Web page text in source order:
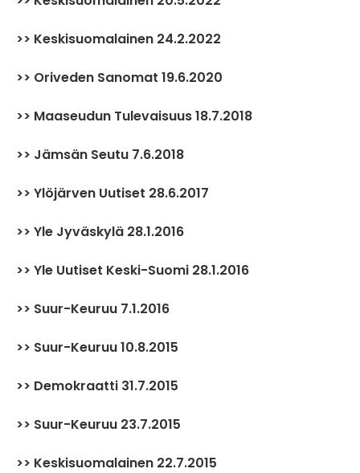
>> Keskisuomalainen 24.2.2022
>> Oriveden Sanomat 19.6.2020
>> Maaseudun Tulevaisuus 18.7.2018
>> Jämsän Seutu 7.6.2018
>> Ylöjärven Uutiset 28.6.2017
>> Yle Jyväskylä 28.1.2016
>> Yle Uutiset Keski-Suomi 28.1.2016
>> Suur-Keuruu 7.1.2016
>> Suur-Keuruu 10.8.2015
>> Demokraatti 31.7.2015
>> Suur-Keuruu 23.7.2015
>> Keskisuomalainen 22.7.2015